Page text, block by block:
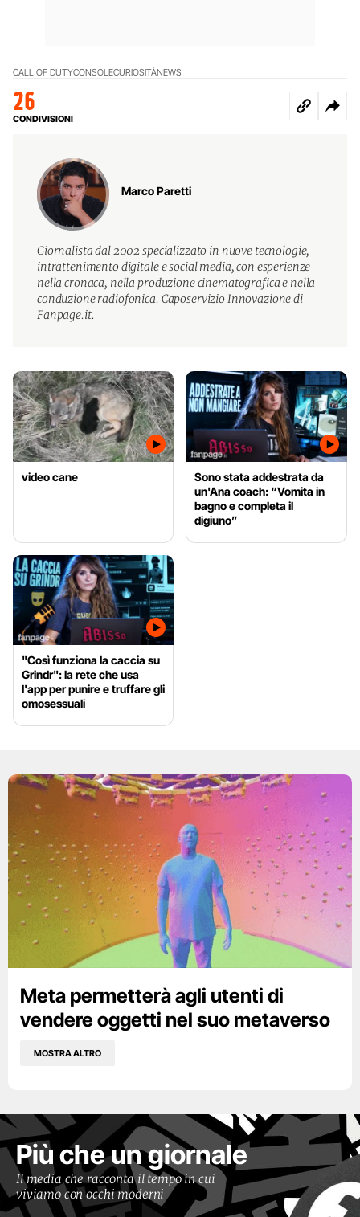
CALL OF DUTYCONSOLECURIOSITÀNEWS
26
CONDIVISIONI
Marco Paretti
Giornalista dal 2002 specializzato in nuove tecnologie,
intrattenimento digitale e social media, con esperienze
nella cronaca, nella produzione cinematografica e nella
conduzione radiofonica. Caposervizio Innovazione di
Fanpage.it.
video cane
Sono stata addestrata da
un'Ana coach: “Vomita in
bagno e completa il
digiuno”
"Così funziona la caccia su
Grindr": la rete che usa
l'app per punire e truffare gli
omosessuali
Meta permetterà agli utenti di
vendere oggetti nel suo metaverso
MOSTRA ALTRO
Più che un giornale
Il media che racconta il tempo in cui
viviamo con occhi moderni